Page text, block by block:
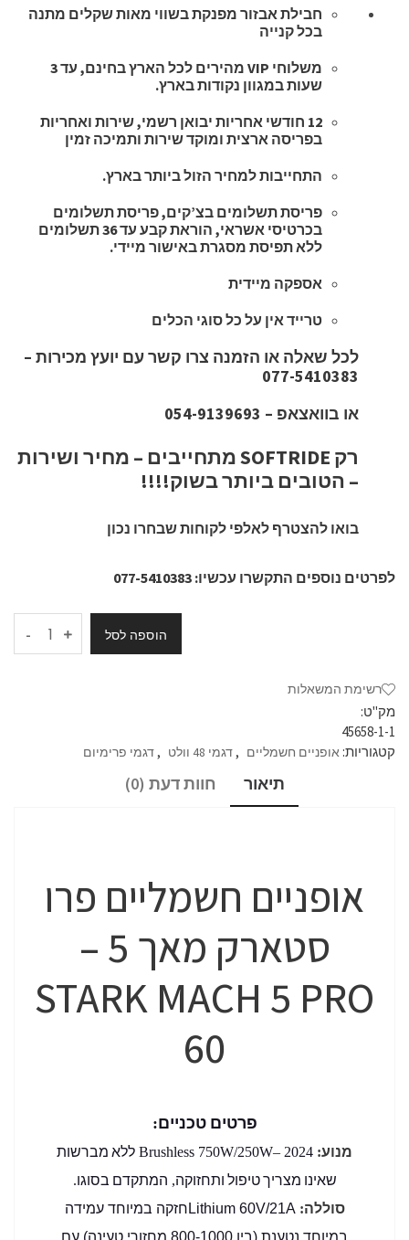
חבילת אבזור מפנקת בשווי מאות שקלים מתנה
בכל קנייה
משלוחי VIP מהירים לכל הארץ בחינם, עד 3
שעות במגוון נקודות בארץ.
12 חודשי אחריות יבואן רשמי, שירות ואחריות
בפריסה ארצית ומוקד שירות ותמיכה זמין
התחייבות למחיר הזול ביותר בארץ.
פריסת תשלומים בצ’קים, פריסת תשלומים
בכרטיסי אשראי, הוראת קבע עד 36 תשלומים
ללא תפיסת מסגרת באישור מיידי.
אספקה מיידית
טרייד אין על כל סוגי הכלים
לכל שאלה או הזמנה צרו קשר עם יועץ מכירות –
077-5410383
או בוואצאפ – 054-9139693
רק SOFTRIDE מתחייבים – מחיר ושירות
– הטובים ביותר בשוק!!!!
בואו להצטרף לאלפי לקוחות שבחרו נכון
לפרטים נוספים התקשרו עכשיו: 077-5410383
- הוספה לסל
רשימת המשאלות
מק"ט:
45658-1-1
קטגוריות: אופניים חשמליים ,דגמי 48 וולט ,דגמי פרימיום
תיאור חוות דעת (0)
אופניים חשמליים פרו
סטארק מאך 5 –
STARK MACH 5 PRO
60
פרטים טכניים:
מנוע:
ללא מברשות
שאינו מצריך טיפול ותחזוקה, המתקדם בסוגו.
סוללה: Lithium 60V/21Aחזקה במיוחד
עמידה
במיוחד נטענת (בין 800-1000 מחזורי טעינה) עם